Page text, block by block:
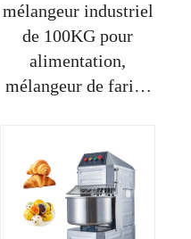
mélangeur industriel
de 100KG pour
alimentation,
mélangeur de farine
mélangeur de pâte
pour pizzeria